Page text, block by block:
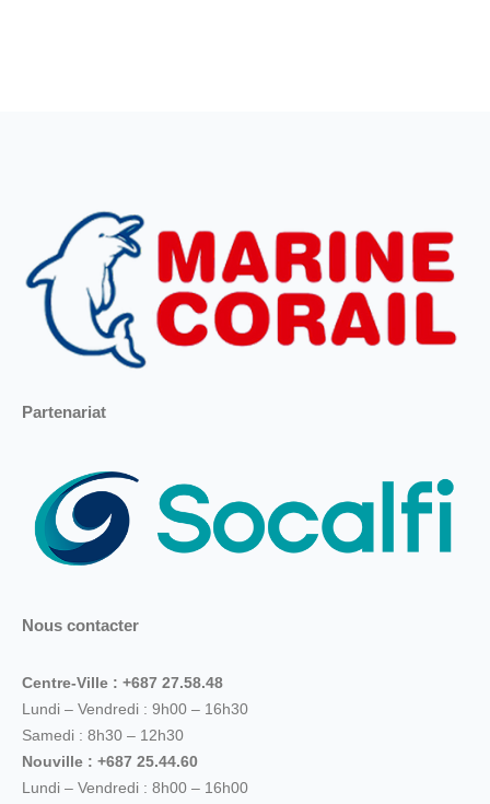
Partenariat
Nous contacter
Centre-Ville : +687 27.58.48
Lundi – Vendredi : 9h00 – 16h30
Samedi : 8h30 – 12h30
Nouville : +687 25.44.60
Lundi – Vendredi : 8h00 – 16h00